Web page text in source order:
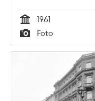
Tid
1961
Typ
Foto